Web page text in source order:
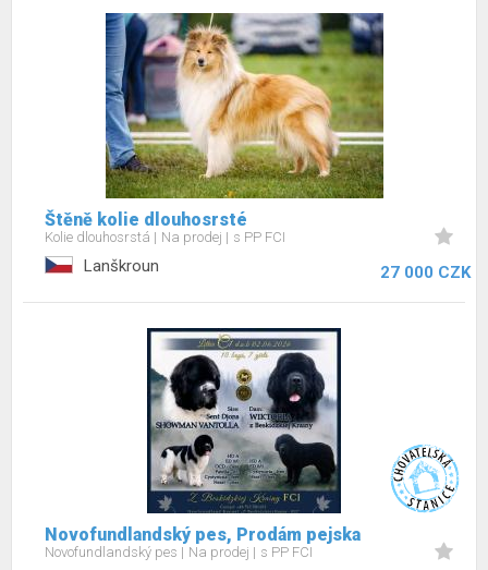
Štěně kolie dlouhosrsté
Kolie dlouhosrstá Na prodej s PP FCI
Lanškroun 27 000 CZK
Novofundlandský pes, Prodám pejska
Novofundlandský pes Na prodej s PP FCI